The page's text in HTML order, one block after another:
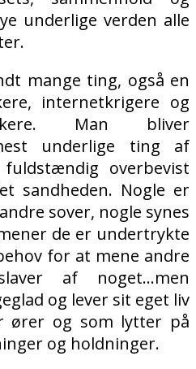
underlige verden alle
mange ting, også en
internetkrigere og
Man bliver
underlige ting af
overbevist
sandheden. Nogle er
sover, nogle synes
de er undertrykte
for at mene andre
af noget…men
og lever sit eget liv
ører og som lytter på
og holdninger.